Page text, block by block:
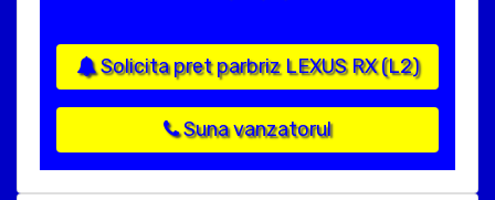
Solicita pret parbriz LEXUS RX (L2)
Suna vanzatorul